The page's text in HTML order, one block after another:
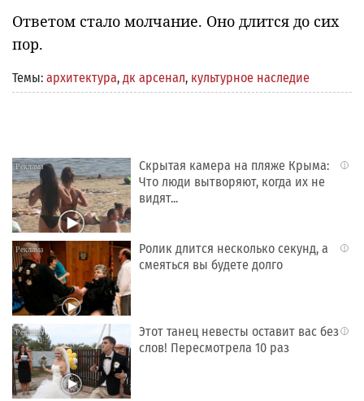
Ответом стало молчание. Оно длится до сих
пор.
Темы: архитектура, дк арсенал, культурное наследие
i
Скрытая камера на пляже Крыма:
Что люди вытворяют, когда их не
видят...
i
Ролик длится несколько секунд, а
смеяться вы будете долго
i
Этот танец невесты оставит вас без
слов! Пересмотрела 10 раз